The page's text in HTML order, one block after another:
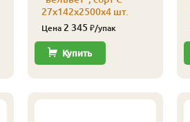
27х142х2500х4 шт.
Цена 2 345 ₽/упак
Купить